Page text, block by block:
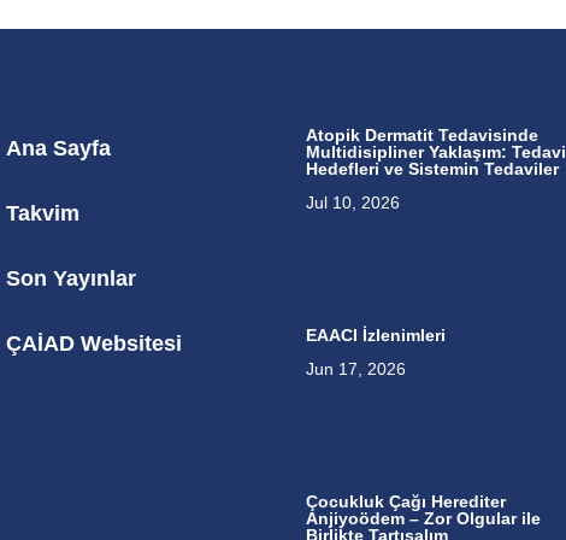
Ana Sayfa
Takvim
Son Yayınlar
ÇAİAD Websitesi
Atopik Dermatit Tedavisinde
Multidisipliner Yaklaşım: Tedavi
Hedefleri ve Sistemin Tedaviler
Jul 10, 2026
EAACI İzlenimleri
Jun 17, 2026
Çocukluk Çağı Herediter
Anjiyoödem – Zor Olgular ile
Birlikte Tartışalım